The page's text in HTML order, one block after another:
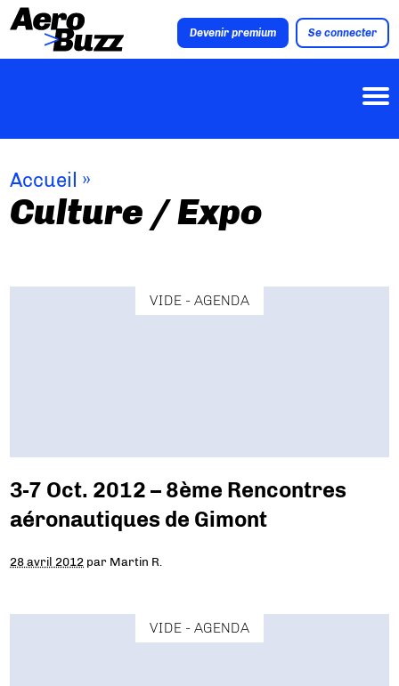
Devenir premium Se connecter
Accueil »
Culture / Expo
VIDE - AGENDA
3-7 Oct. 2012 – 8ème Rencontres
aéronautiques de Gimont
28 avril 2012 par Martin R.
VIDE - AGENDA